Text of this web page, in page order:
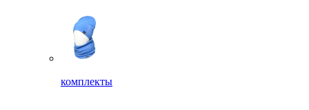
комплекты